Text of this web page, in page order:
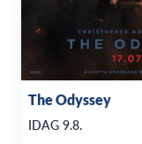
The Odyssey
IDAG 9.8.